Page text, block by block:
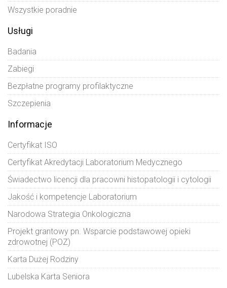
Wszystkie poradnie
Usługi
Badania
Zabiegi
Bezpłatne programy profilaktyczne
Szczepienia
Informacje
Certyfikat ISO
Certyfikat Akredytacji Laboratorium Medycznego
Świadectwo licencji dla pracowni histopatologii i cytologii
Jakość i kompetencje Laboratorium
Narodowa Strategia Onkologiczna
Projekt grantowy pn. Wsparcie podstawowej opieki
zdrowotnej (POZ)
Karta Dużej Rodziny
Lubelska Karta Seniora